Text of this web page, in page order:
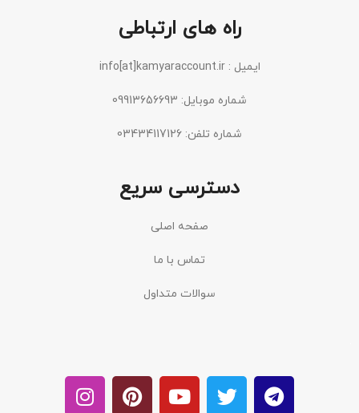
راه های ارتباطی
ایمیل : info[at]kamyaraccount.ir
شماره موبایل: 09913656693
شماره تلفن: 03434117126
دسترسی سریع
صفحه اصلی
تماس با ما
سوالات متداول